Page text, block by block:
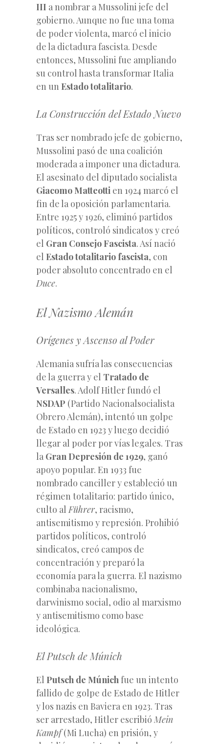
III a nombrar a Mussolini jefe del
gobierno. Aunque no fue una toma
de poder violenta, marcó el inicio
de la dictadura fascista. Desde
entonces, Mussolini fue ampliando
su control hasta transformar Italia
en un Estado totalitario.
La Construcción del Estado Nuevo
Tras ser nombrado jefe de gobierno,
Mussolini pasó de una coalición
moderada a imponer una dictadura.
El asesinato del diputado socialista
Giacomo Matteotti en 1924 marcó el
fin de la oposición parlamentaria.
Entre 1925 y 1926, eliminó partidos
políticos, controló sindicatos y creó
el Gran Consejo Fascista. Así nació
el Estado totalitario fascista, con
poder absoluto concentrado en el
Duce.
El Nazismo Alemán
Orígenes y Ascenso al Poder
Alemania sufría las consecuencias
de la guerra y el Tratado de
Versalles. Adolf Hitler fundó el
NSDAP (Partido Nacionalsocialista
Obrero Alemán), intentó un golpe
de Estado en 1923 y luego decidió
llegar al poder por vías legales. Tras
la Gran Depresión de 1929, ganó
apoyo popular. En 1933 fue
nombrado canciller y estableció un
régimen totalitario: partido único,
culto alFührer, racismo,
antisemitismo y represión. Prohibió
partidos políticos, controló
sindicatos, creó campos de
concentración y preparó la
economía para la guerra. El nazismo
combinaba nacionalismo,
darwinismo social, odio al marxismo
y antisemitismo como base
ideológica.
El Putsch de Múnich
El Putsch de Múnichfue un intento
fallido de golpe de Estado de Hitler
y los nazis en Baviera en 1923. Tras
ser arrestado, Hitler escribióMein
Kampf(Mi Lucha) en prisión, y